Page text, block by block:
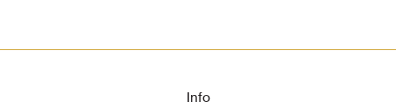
Info